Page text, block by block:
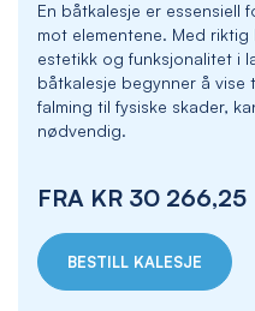
En båtkalesje er essensiell
mot elementene. Med
estetikk og funksjonalitet i
båtkalesje begynner å vise
falming til fysiske skader,
nødvendig.
FRA KR 30 266,25
BESTILL KALESJE
beginning
the
images
gallery